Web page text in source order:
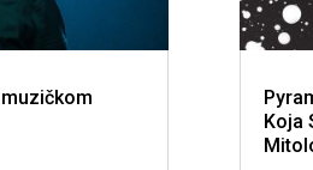
Koja